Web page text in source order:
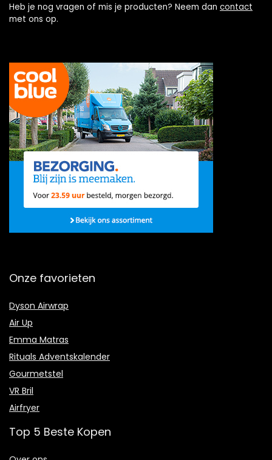
Heb je nog vragen of mis je producten? Neem dan contact
met ons op.
Onze favorieten
Dyson Airwrap
Air Up
Emma Matras
Rituals Adventskalender
Gourmetstel
VR Bril
Airfryer
Top 5 Beste Kopen